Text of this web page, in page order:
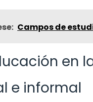
Campos de
en
e informal